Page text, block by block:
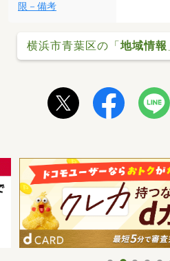
限－備考
横浜市青葉区の「地域情報